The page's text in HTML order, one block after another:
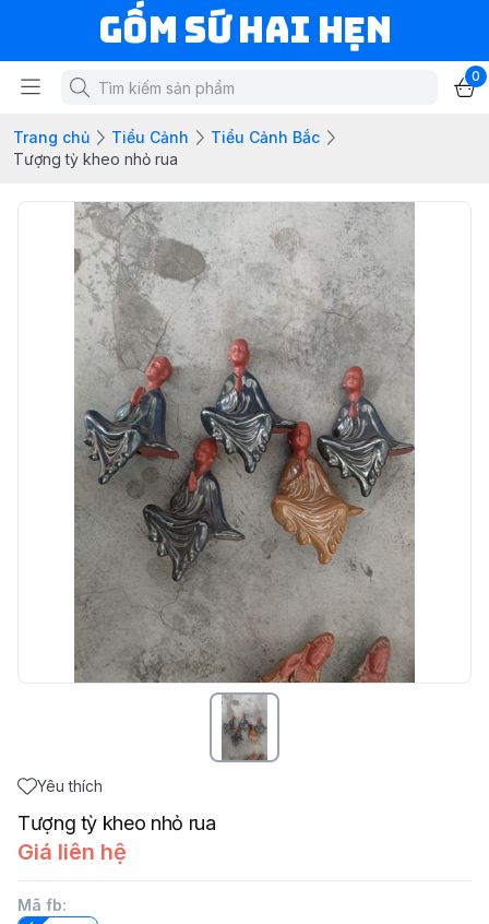
Gốm Sứ Hai Hẹn
0
Trang chủ Tiểu Cảnh
Tiểu Cảnh Bắc
Tượng tỳ kheo nhỏ rua
Yêu thích
Tượng tỳ kheo nhỏ rua
Giá liên hệ
Mã fb: